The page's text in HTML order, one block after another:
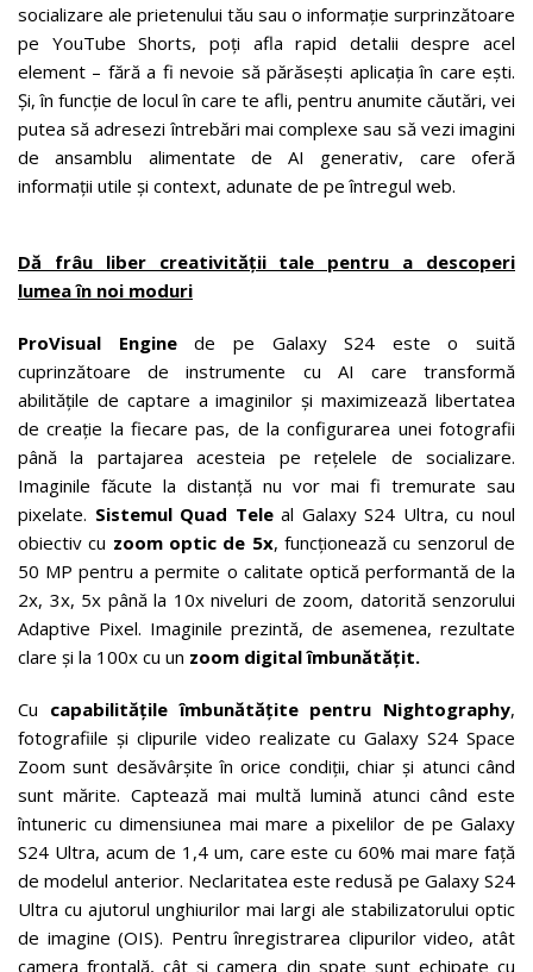
socializare ale prietenului tău sau o informație surprinzătoare
pe YouTube Shorts, poți afla rapid detalii despre acel
element – fără a fi nevoie să părăsești aplicația în care ești.
Și, în funcție de locul în care te afli, pentru anumite căutări, vei
putea să adresezi întrebări mai complexe sau să vezi imagini
de ansamblu alimentate de AI generativ, care oferă
informații utile și context, adunate de pe întregul web.
Dă frâu liber creativității tale pentru a descoperi
lumea în noi moduri
ProVisual Enginede pe Galaxy S24 este o suită
cuprinzătoare de instrumente cu AI care transformă
abilitățile de captare a imaginilor și maximizează libertatea
de creație la fiecare pas, de la configurarea unei fotografii
până la partajarea acesteia pe rețelele de socializare.
Imaginile făcute la distanță nu vor mai fi tremurate sau
pixelate. Sistemul Quad Teleal Galaxy S24 Ultra, cu noul
obiectiv cu zoom optic de 5x, funcționează cu senzorul de
50 MP pentru a permite o calitate optică performantă de la
2x, 3x, 5x până la 10x niveluri de zoom, datorită senzorului
Adaptive Pixel. Imaginile prezintă, de asemenea, rezultate
clare și la 100x cu un zoom digital îmbunătățit.
Cu capabilitățile îmbunătățite pentru Nightography,
fotografiile și clipurile video realizate cu Galaxy S24 Space
Zoom sunt desăvârșite în orice condiții, chiar și atunci când
sunt mărite. Captează mai multă lumină atunci când este
întuneric cu dimensiunea mai mare a pixelilor de pe Galaxy
S24 Ultra, acum de 1,4 um, care este cu 60% mai mare față
de modelul anterior. Neclaritatea este redusă pe Galaxy S24
Ultra cu ajutorul unghiurilor mai largi ale stabilizatorului optic
de imagine (OIS). Pentru înregistrarea clipurilor video, atât
camera frontală, cât și camera din spate sunt echipate cu